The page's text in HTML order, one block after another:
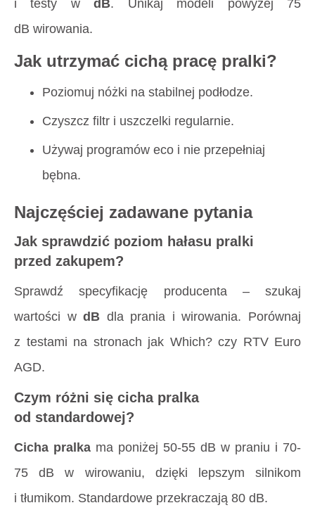
i testy wdB. Unikaj modeli powyżej 75
dB wirowania.
Jak utrzymać cichą pracę pralki?
Poziomuj nóżki na stabilnej podłodze.
Czyszcz filtr i uszczelki regularnie.
Używaj programów eco i nie przepełniaj
bębna.
Najczęściej zadawane pytania
Jak sprawdzić poziom hałasu pralki
przed zakupem?
Sprawdź specyfikację producenta – szukaj
wartości wdB dla prania i wirowania. Porównaj
z testami na stronach jak Which? czy RTV Euro
AGD.
Czym różni się cicha pralka
od standardowej?
Cicha pralka ma poniżej 50-55 dB w praniu i 70-
75 dB w wirowaniu, dzięki lepszym silnikom
i tłumikom. Standardowe przekraczają 80 dB.